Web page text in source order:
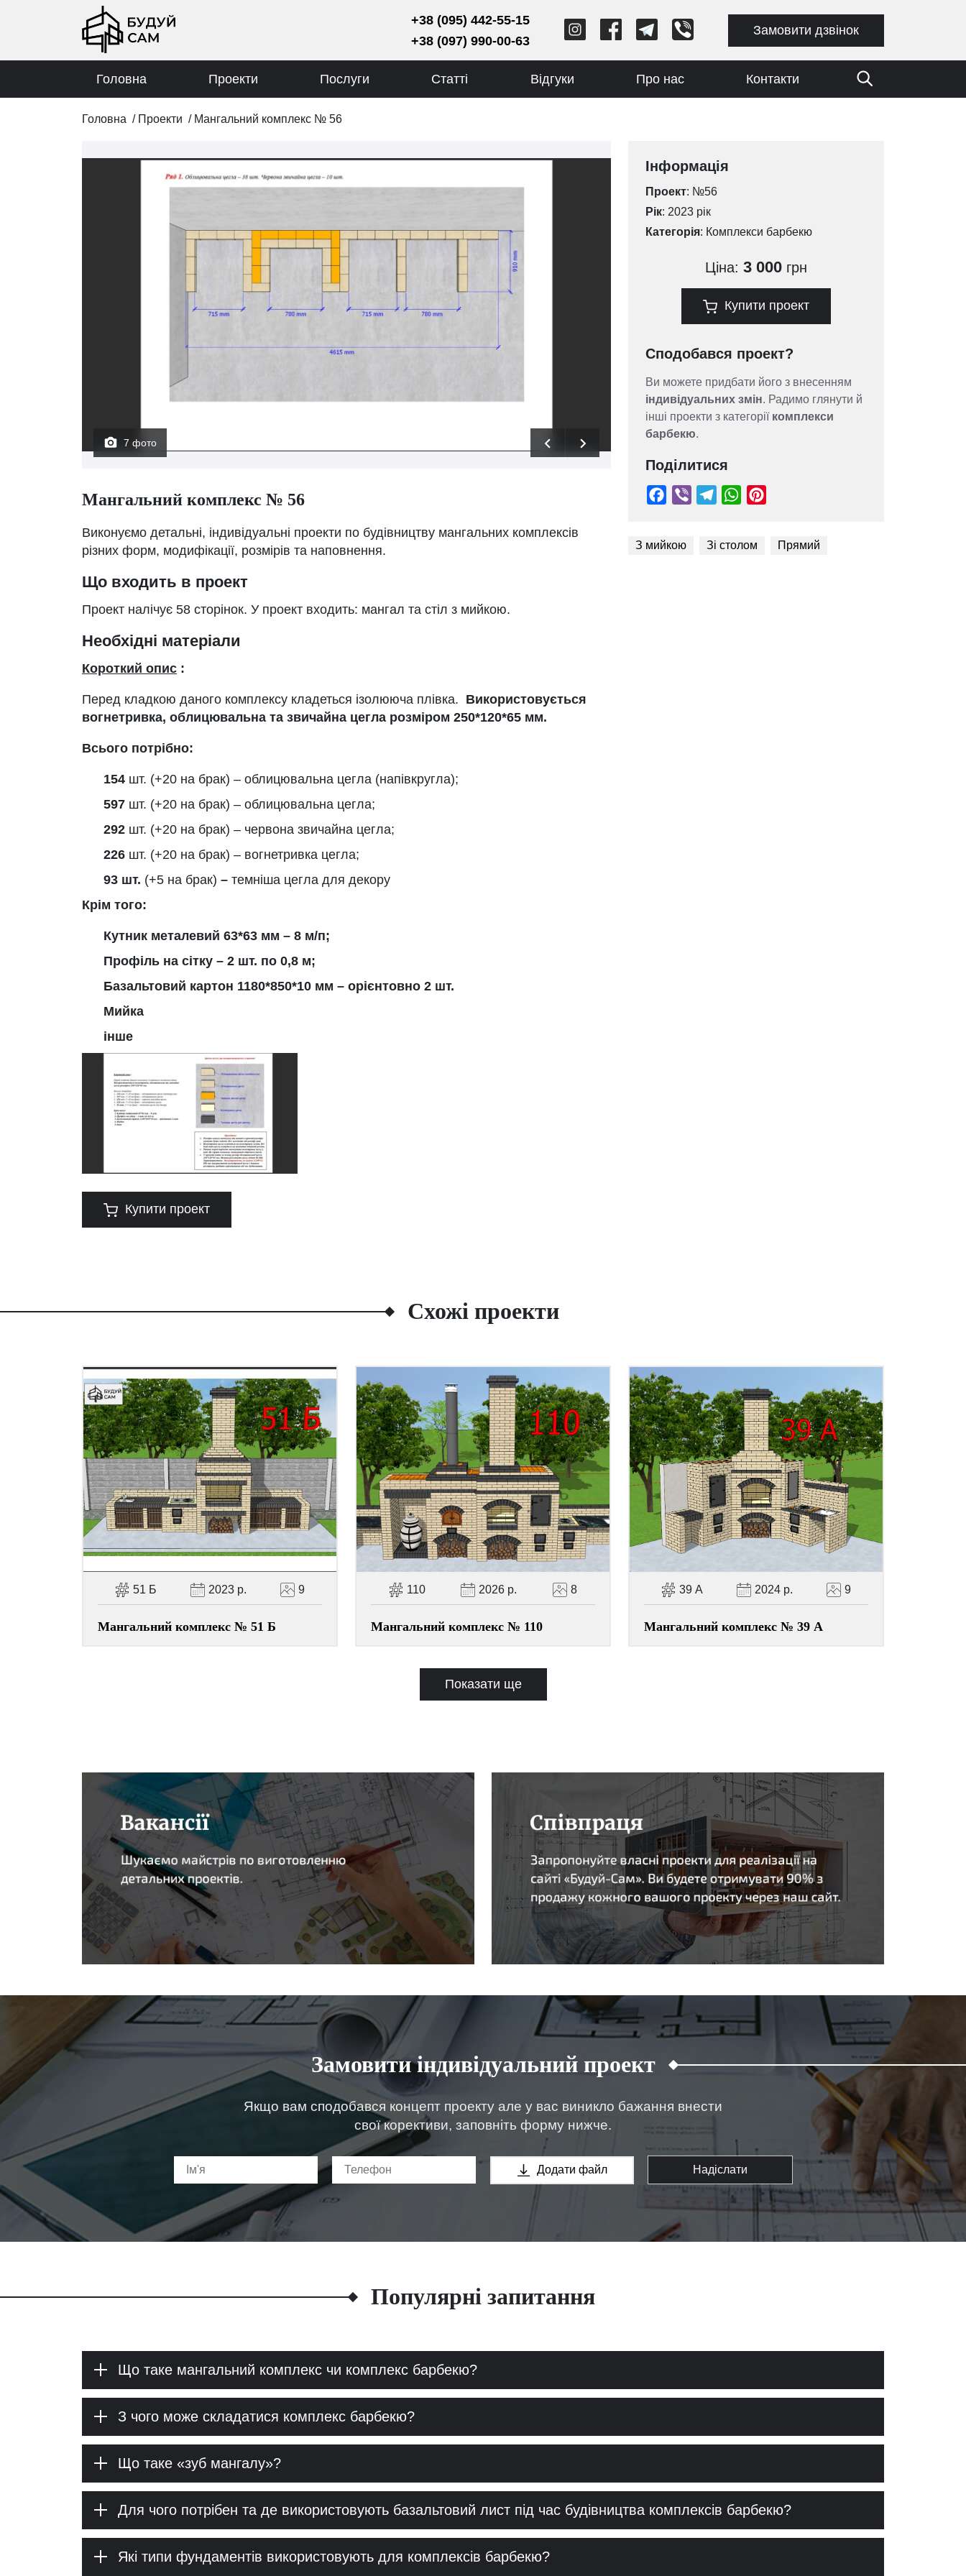
+38 (095) 442-55-15
+38 (097) 990-00-63
Замовити дзвінок
Головна Проекти Послуги Статті Відгуки Про нас Контакти
Головна / Проекти / Мангальний комплекс № 56
7 фото
Мангальний комплекс № 56
Виконуємо детальні, індивідуальні проекти по будівництву мангальних комплексів
різних форм, модифікації, розмірів та наповнення.
Що входить в проект
Проект налічує 58 сторінок. У проект входить: мангал та стіл з мийкою.
Необхідні матеріали
Короткий опис :
Перед кладкою даного комплексу кладеться ізолююча плівка. Використовується
вогнетривка, облицювальна та звичайна цегла розміром 250*120*65 мм.
Всього потрібно:
154 шт. (+20 на брак) – облицювальна цегла (напівкругла);
597 шт. (+20 на брак) – облицювальна цегла;
292 шт. (+20 на брак) – червона звичайна цегла;
226 шт. (+20 на брак) – вогнетривка цегла;
93 шт. (+5 на брак) – темніша цегла для декору
Крім того:
Кутник металевий 63*63 мм – 8 м/п;
Профіль на сітку – 2 шт. по 0,8 м;
Базальтовий картон 1180*850*10 мм – орієнтовно 2 шт.
Мийка
інше
Купити проект
Інформація
Проект: №56
Рік: 2023 рік
Категорія: Комплекси барбекю
Ціна: 3 000 грн
Купити проект
Сподобався проект?
Ви можете придбати його з внесенням
індивідуальних змін. Радимо глянути й
інші проекти з категорії комплекси
барбекю.
Поділитися
З мийкою Зі столом Прямий
Схожі проекти
51 Б 2023 р. 9
Мангальний комплекс № 51 Б
110 2026 р. 8
Мангальний комплекс № 110
39 А 2024 р. 9
Мангальний комплекс № 39 А
Показати ще
Замовити індивідуальний проект
Якщо вам сподобався концепт проекту але у вас виникло бажання внести
свої корективи, заповніть форму нижче.
Додати файл Надіслати
Популярні запитання
Що таке мангальний комплекс чи комплекс барбекю?
З чого може складатися комплекс барбекю?
Що таке «зуб мангалу»?
Для чого потрібен та де використовують базальтовий лист під час будівництва комплексів барбекю?
Які типи фундаментів використовують для комплексів барбекю?